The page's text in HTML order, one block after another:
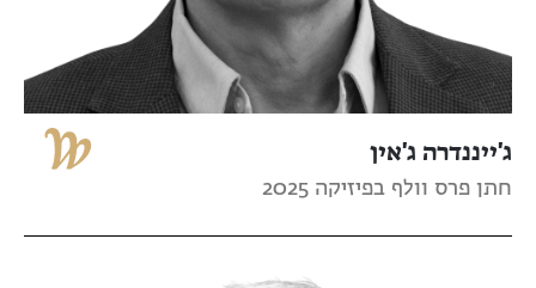
ג'ייננדרה ג'אין
חתן פרס וולף בפיזיקה 2025